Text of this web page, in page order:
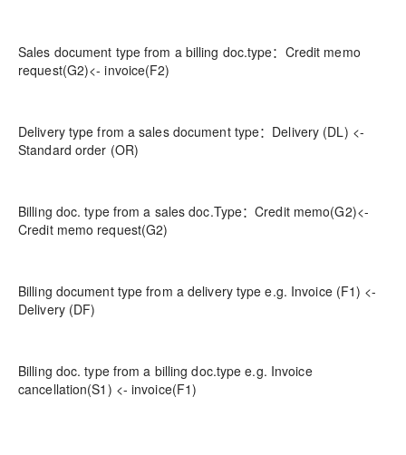
Sales document type from a billing doc.type：Credit memo
request(G2)<- invoice(F2)
Delivery type from a sales document type：Delivery (DL) <-
Standard order (OR)
Billing doc. type from a sales doc.Type：Credit memo(G2)<-
Credit memo request(G2)
Billing document type from a delivery type e.g. Invoice (F1) <-
Delivery (DF)
Billing doc. type from a billing doc.type e.g. Invoice
cancellation(S1) <- invoice(F1)